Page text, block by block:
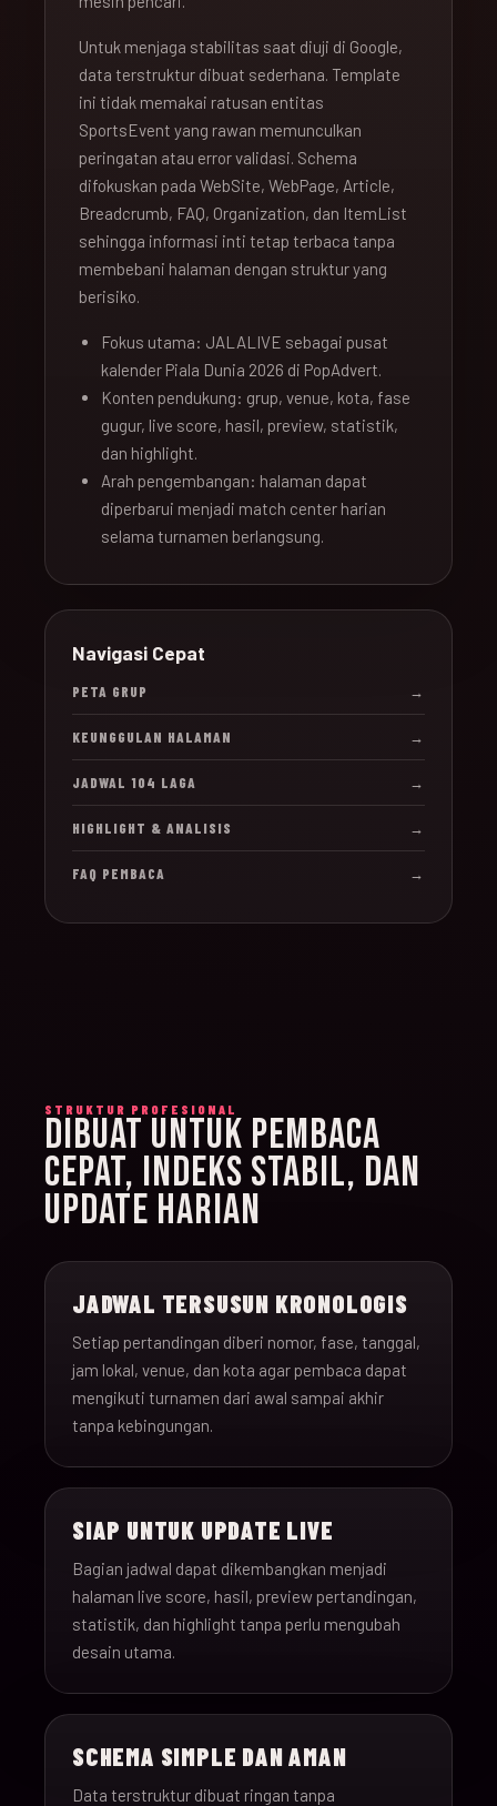
Untuk menjaga stabilitas saat diuji di Google,
data terstruktur dibuat sederhana. Template
ini tidak memakai ratusan entitas
SportsEvent yang rawan memunculkan
peringatan atau error validasi. Schema
difokuskan pada WebSite, WebPage, Article,
Breadcrumb, FAQ, Organization, dan ItemList
sehingga informasi inti tetap terbaca tanpa
membebani halaman dengan struktur yang
berisiko.
Fokus utama: JALALIVE sebagai pusat
kalender Piala Dunia 2026 di PopAdvert.
Konten pendukung: grup, venue, kota, fase
gugur, live score, hasil, preview, statistik,
dan highlight.
Arah pengembangan: halaman dapat
diperbarui menjadi match center harian
selama turnamen berlangsung.
Navigasi Cepat
PETA GRUP →
KEUNGGULAN HALAMAN →
JADWAL 104 LAGA →
HIGHLIGHT & ANALISIS →
FAQ PEMBACA →
STRUKTUR PROFESIONAL
DIBUAT UNTUK PEMBACA
CEPAT, INDEKS STABIL, DAN
UPDATE HARIAN
JADWAL TERSUSUN KRONOLOGIS
Setiap pertandingan diberi nomor, fase, tanggal,
jam lokal, venue, dan kota agar pembaca dapat
mengikuti turnamen dari awal sampai akhir
tanpa kebingungan.
SIAP UNTUK UPDATE LIVE
Bagian jadwal dapat dikembangkan menjadi
halaman live score, hasil, preview pertandingan,
statistik, dan highlight tanpa perlu mengubah
desain utama.
SCHEMA SIMPLE DAN AMAN
Data terstruktur dibuat ringan tanpa